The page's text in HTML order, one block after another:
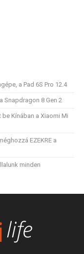
a Pad 6S Pro 12.4
Snapdragon 8 Gen 2
Kínában a Xiaomi Mi
EZEKRE a
minden